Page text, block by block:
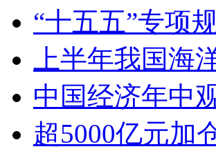
“十五五”专项
上半年我国海
中国经济年中
超5000亿元加